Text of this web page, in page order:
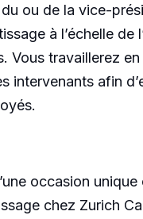
du ou de la vice-
à l’échelle
Vous travaillerez
intervenants afin
occasion
chez Zurich